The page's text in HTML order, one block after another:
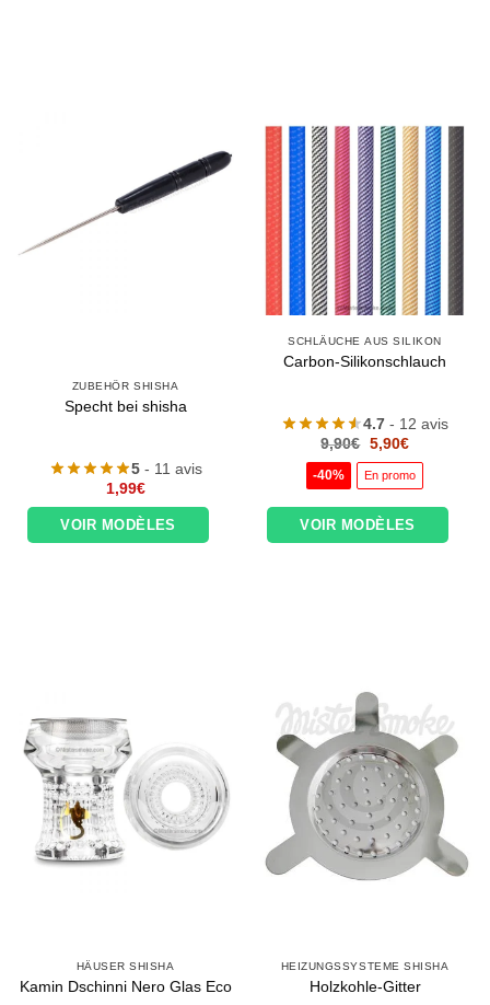
ZUBEHÖR SHISHA
Specht bei shisha
5- 11 avis
1,99€
VOIR MODÈLES
SCHLÄUCHE AUS SILIKON
Carbon-Silikonschlauch
4.7 - 12 avis
9,90€ Le
initial
était :
5,90€Le
actuel
est :
-40% En promo
VOIR MODÈLES
HÄUSER SHISHA
Kamin Dschinni Nero Glas Eco
HEIZUNGSSYSTEME SHISHA
Holzkohle-Gitter